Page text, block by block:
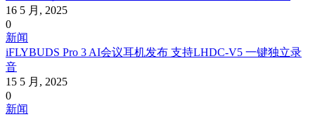
16 5 月, 2025
0
新闻
iFLYBUDS Pro 3 AI会议耳机发布 支持LHDC-V5 一键独立录
音
15 5 月, 2025
0
新闻